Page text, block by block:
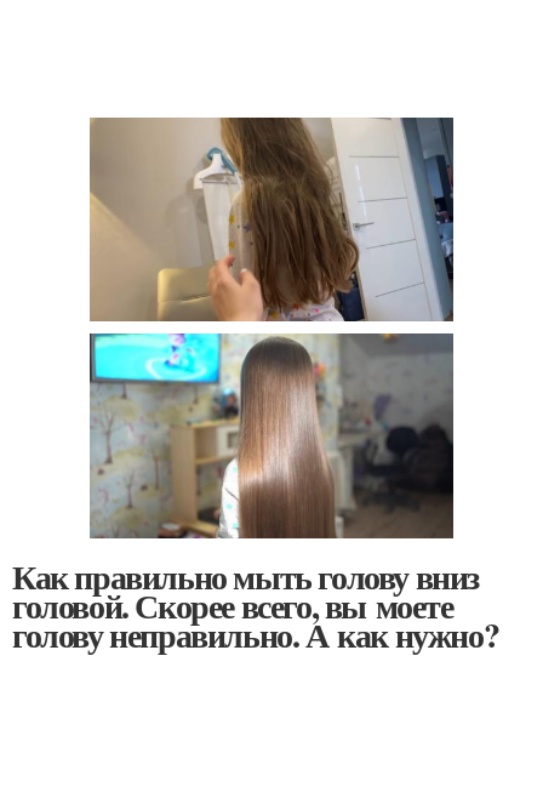
Как правильно мыть голову вниз
головой. Скорее всего, вы моете
голову неправильно. А как нужно?